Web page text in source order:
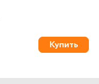
Купить